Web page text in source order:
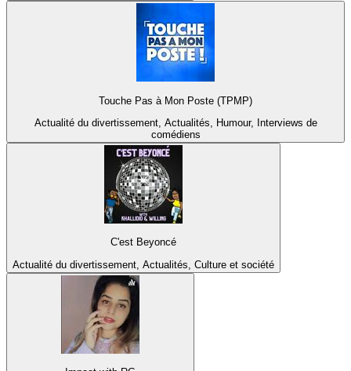
Touche Pas à Mon Poste (TPMP)
Actualité du divertissement, Actualités, Humour, Interviews de
comédiens
C'est Beyoncé
Actualité du divertissement, Actualités, Culture et société